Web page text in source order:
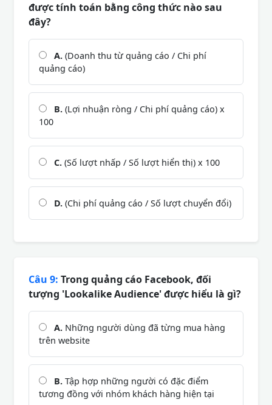
được tính toán bằng công thức nào sau
đây?
A. (Doanh thu từ quảng cáo / Chi phí
quảng cáo)
B. (Lợi nhuận ròng / Chi phí quảng cáo) x
100
C. (Số lượt nhấp / Số lượt hiển thị) x 100
D. (Chi phí quảng cáo / Số lượt chuyển đổi)
Câu 9: Trong quảng cáo Facebook, đối
tượng 'Lookalike Audience' được hiểu là gì?
A. Những người dùng đã từng mua hàng
trên website
B. Tập hợp những người có đặc điểm
tương đồng với nhóm khách hàng hiện tại